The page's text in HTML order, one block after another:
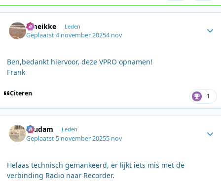
omeikke Leden
Geplaatst4 november 20254 nov
Ben,bedankt hiervoor, deze VPRO opnamen!
Frank
Citeren 1
ruudam Leden
Geplaatst 5 november 20255 nov
Helaas technisch gemankeerd, er lijkt iets mis met de
verbinding Radio naar Recorder.